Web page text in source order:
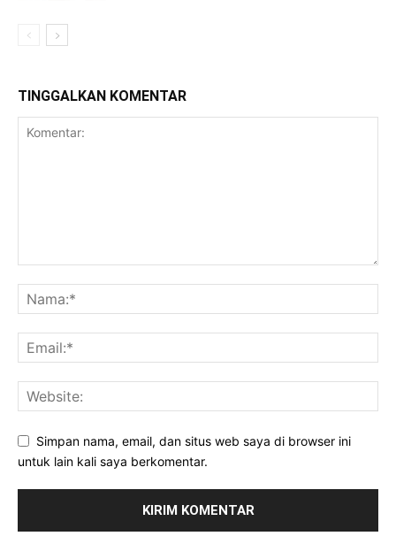
TINGGALKAN KOMENTAR
Simpan nama, email, dan situs web saya di browser ini
untuk lain kali saya berkomentar.